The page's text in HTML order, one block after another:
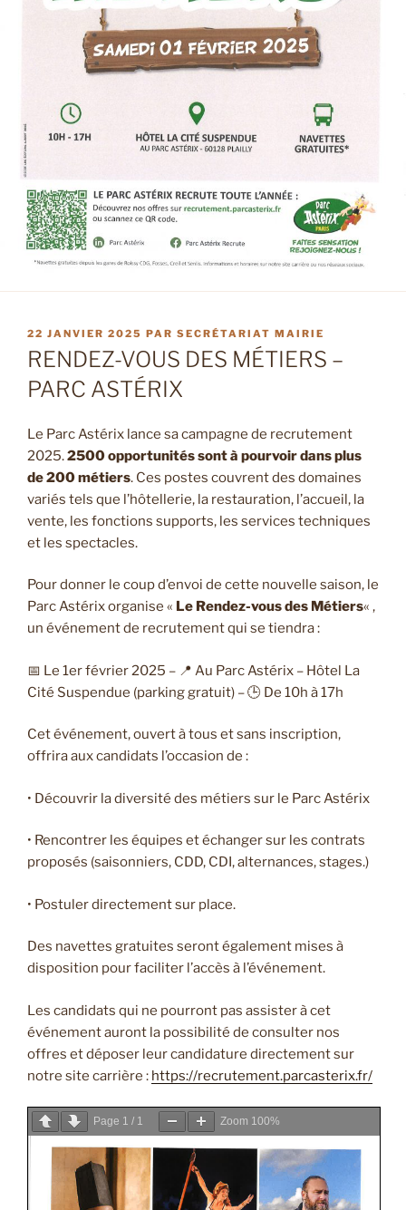
PUBLIÉ
LE
22 JANVIER 2025 PAR SECRÉTARIAT MAIRIE
RENDEZ-VOUS DES MÉTIERS –
PARC ASTÉRIX
Le Parc Astérix lance sa campagne de recrutement
2025.2500 opportunités sont à pourvoir dans plus
de 200 métiers. Ces postes couvrent des domaines
variés tels que l’hôtellerie, la restauration, l’accueil, la
vente, les fonctions supports, les services techniques
et les spectacles.
Pour donner le coup d’envoi de cette nouvelle saison, le
Parc Astérix organise « Le Rendez-vous des Métiers« ,
un événement de recrutement qui se tiendra :
📅 Le 1er février 2025 – 📍 Au Parc Astérix – Hôtel La
Cité Suspendue (parking gratuit) – 🕒 De 10h à 17h
Cet événement, ouvert à tous et sans inscription,
offrira aux candidats l’occasion de :
• Découvrir la diversité des métiers sur le Parc Astérix
• Rencontrer les équipes et échanger sur les contrats
proposés (saisonniers, CDD, CDI, alternances, stages.)
• Postuler directement sur place.
Des navettes gratuites seront également mises à
disposition pour faciliter l’accès à l’événement.
Les candidats qui ne pourront pas assister à cet
événement auront la possibilité de consulter nos
offres et déposer leur candidature directement sur
notre site carrière : https://recrutement.parcasterix.fr/
Page 1 / 1 Zoom 100%